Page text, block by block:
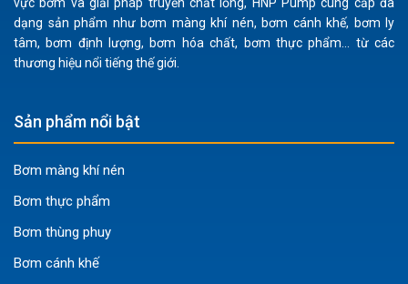
Santoprene cho các bộ phận tiếp xúc chất lỏng đảm
bảo tuổi thọ lâu dài và khả năng chống mài mòn tốt.
Lưu lượng và áp lực ổn định:
Với lưu lượng tối đa 350
nghiệp vừa và nhỏ.
mặt bích giúp tích hợp dễ dàng vào các hệ thống
đường ống hiện có.
Ứng dụng sản phẩm DYI HLD50-PPSP
vực bơm và giải pháp truyền chất lỏng, HNP Pump cung cấp đa
dạng sản phẩm như bơm màng khí nén, bơm cánh khế, bơm ly
tâm, bơm định lượng, bơm hóa chất, bơm thực phẩm... từ các
thương hiệu nổi tiếng thế giới.
Sản phẩm nổi bật
Bơm màng khí nén
Bơm thực phẩm
Bơm thùng phuy
Bơm cánh khế